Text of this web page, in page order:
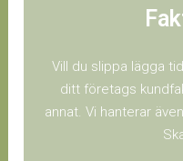
Vill du slippa lägga
ditt företags
annat. Vi hanterar